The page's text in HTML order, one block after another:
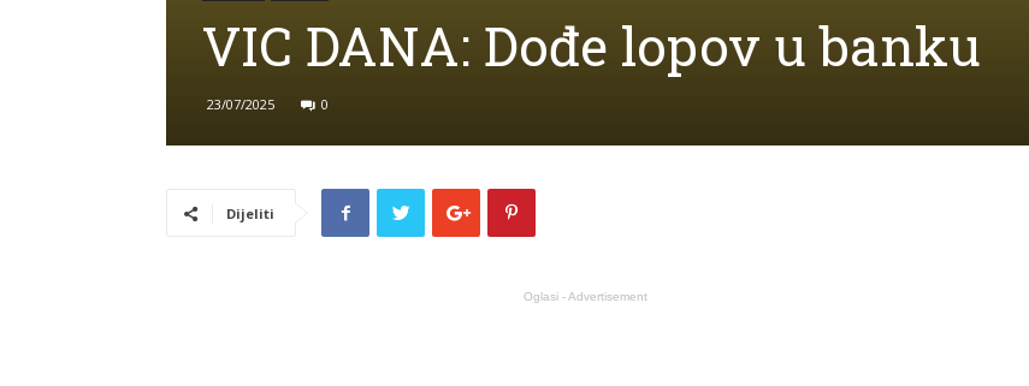
VIC DANA: Dođe lopov u banku
23/07/2025 0
Dijeliti
Oglasi - Advertisement